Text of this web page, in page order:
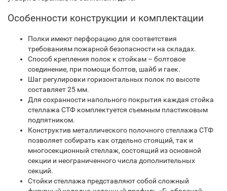
Особенности конструкции и комплектации
Полки имеют перфорацию для соответствия
требованиям пожарной безопасности на складах.
Способ крепления полок к стойкам – болтовое
соединение, при помощи болтов, шайб и гаек.
Шаг регулировки горизонтальных полок по высоте
составляет 25 мм.
Для сохранности напольного покрытия каждая стойка
стеллажа СТФ комплектуется съемным пластиковым
подпятником.
Конструктив металлического полочного стеллажа СТФ
позволяет собирать как отдельно стоящий, так и
многосекционный стеллаж, состоящий из основной
секции и неограниченного числа дополнительных
секций.
Стойки стеллажа представляют собой сложный